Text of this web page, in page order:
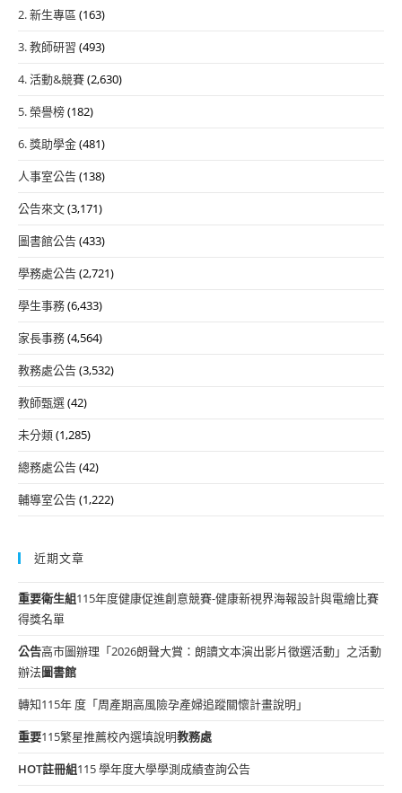
2. 新生專區 (163)
3. 教師研習 (493)
4. 活動&競賽(2,630)
5. 榮譽榜(182)
6. 獎助學金(481)
人事室公告(138)
公告來文(3,171)
圖書館公告(433)
學務處公告(2,721)
學生事務(6,433)
家長事務(4,564)
教務處公告(3,532)
教師甄選(42)
未分類(1,285)
總務處公告(42)
輔導室公告(1,222)
近期文章
重要衛生組115年度健康促進創意競賽-健康新視界海報設計與電繪比賽
得獎名單
公告高市圖辦理「2026朗聲大賞：朗讀文本演出影片徵選活動」之活動
辦法圖書館
轉知115年 度「周產期高風險孕產婦追蹤關懷計畫說明」
重要115繁星推薦校內選填說明教務處
HOT註冊組115 學年度大學學測成績查詢公告